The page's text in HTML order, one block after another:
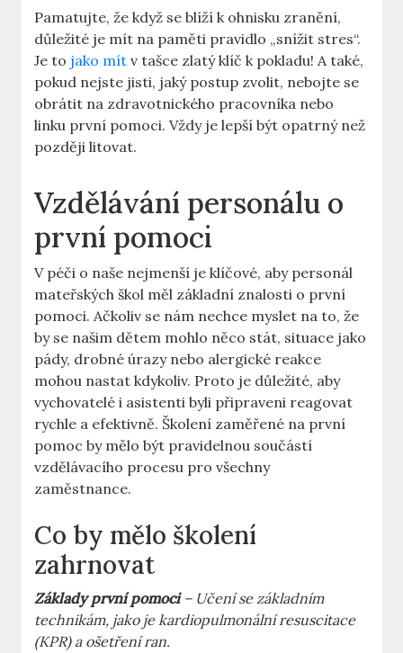
Pamatujte, že když se blíží k ohnisku zranění,
důležité je mít na paměti pravidlo „snížit stres“.
Je to jako mít v tašce zlatý klíč k pokladu! A také,
pokud nejste jisti, jaký postup zvolit, nebojte se
obrátit na zdravotnického pracovníka nebo
linku první pomoci. Vždy je lepší být opatrný než
později litovat.
Vzdělávání personálu o
první pomoci
V péči o naše nejmenší je klíčové, aby personál
mateřských škol měl základní znalosti o první
pomoci. Ačkoliv se nám nechce myslet na to, že
by se našim dětem mohlo něco stát, situace jako
pády, drobné úrazy nebo alergické reakce
mohou nastat kdykoliv. Proto je důležité, aby
vychovatelé i asistenti byli připraveni reagovat
rychle a efektivně. Školení zaměřené na první
pomoc by mělo být pravidelnou součástí
vzdělávacího procesu pro všechny
zaměstnance.
Co by mělo školení
zahrnovat
Základy první pomoci– Učení se základním
technikám, jako je kardiopulmonální resuscitace
(KPR) a ošetření ran.